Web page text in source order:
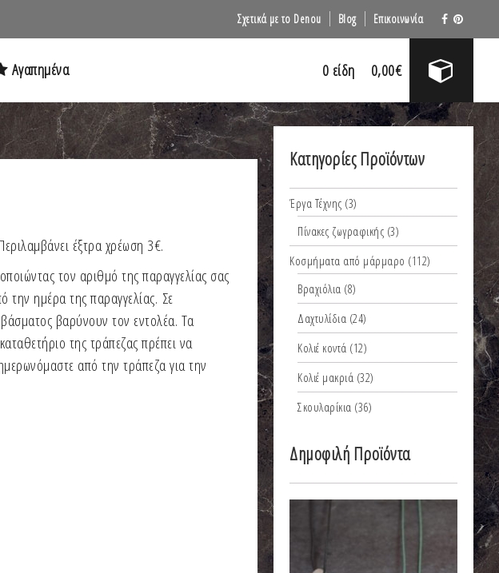
Σχετικά με το Denou Blog Επικοινωνία
Αγαπημένα 0 είδη 0,00€
έξτρα χρέωση 3€.
τον αριθμό της παραγγελίας σας
την ημέρα της παραγγελίας. Σε
βαρύνουν τον εντολέα. Τα
της τράπεζας πρέπει να
από την τράπεζα για την
Κατηγορίες Προϊόντων
Έργα Τέχνης (3)
Πίνακες ζωγραφικής (3)
Κοσμήματα από μάρμαρο (112)
Βραχιόλια (8)
Δαχτυλίδια (24)
Κολιέ κοντά (12)
Κολιέ μακριά (32)
Σκουλαρίκια (36)
Δημοφιλή Προϊόντα